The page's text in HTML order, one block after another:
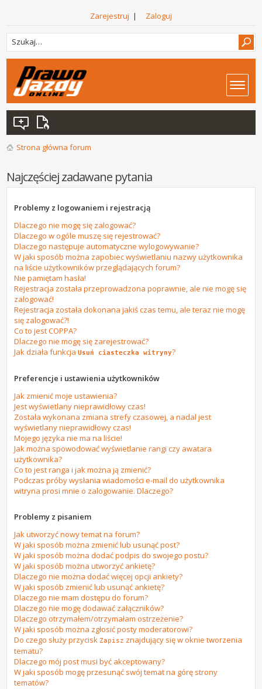
Zarejestruj | Zaloguj
Strona główna forum
Najczęściej zadawane pytania
Problemy z logowaniem i rejestracją
Dlaczego nie mogę się zalogować?
Dlaczego w ogóle muszę się rejestrować?
Dlaczego następuje automatyczne wylogowywanie?
W jaki sposób można zapobiec wyświetlaniu nazwy użytkownika
na liście użytkowników przeglądających forum?
Nie pamiętam hasła!
Rejestracja została przeprowadzona poprawnie, ale nie mogę się
zalogować!
Rejestracja została dokonana jakiś czas temu, ale teraz nie mogę
się zalogować?!
Co to jest COPPA?
Dlaczego nie mogę się zarejestrować?
Jak działa funkcjaUsuń ciasteczka witryny?
Preferencje i ustawienia użytkowników
Jak zmienić moje ustawienia?
Jest wyświetlany nieprawidłowy czas!
Została wykonana zmiana strefy czasowej, a nadal jest
wyświetlany nieprawidłowy czas!
Mojego języka nie ma na liście!
Jak można spowodować wyświetlanie rangi czy awatara
użytkownika?
Co to jest ranga i jak można ją zmienić?
Podczas próby wysłania wiadomości e-mail do użytkownika
witryna prosi mnie o zalogowanie. Dlaczego?
Problemy z pisaniem
Jak utworzyć nowy temat na forum?
W jaki sposób można zmienić lub usunąć post?
W jaki sposób można dodać podpis do swojego postu?
W jaki sposób można utworzyć ankietę?
Dlaczego nie można dodać więcej opcji ankiety?
W jaki sposób zmienić lub usunąć ankietę?
Dlaczego nie mam dostępu do forum?
Dlaczego nie mogę dodawać załączników?
Dlaczego otrzymałem/otrzymałam ostrzeżenie?
W jaki sposób można zgłosić posty moderatorowi?
Do czego służy przyciskZapisz znajdujący się w oknie tworzenia
tematu?
Dlaczego mój post musi być akceptowany?
W jaki sposób mogę przesunąć swój temat na górę strony
tematów?